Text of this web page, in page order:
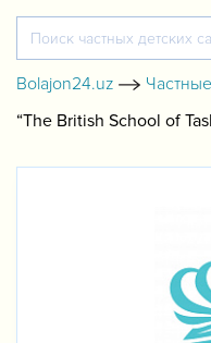
Bolajon24.uz
“The British School of